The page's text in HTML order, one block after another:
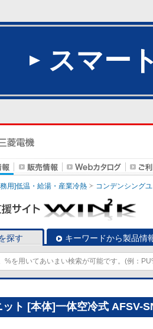
スマー
用]低温・給湯・産業冷熱 コンデンシング
探す キーワードから製品情
ット [本体]一体空冷式 AFSV-